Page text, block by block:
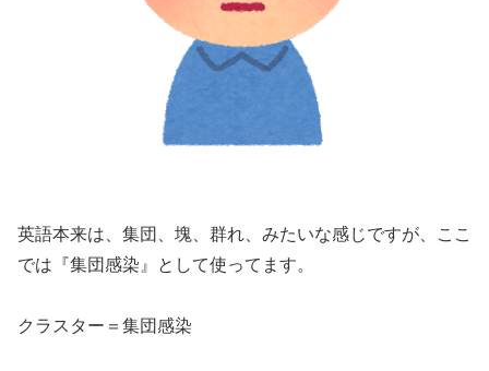
英語本来は、集団、塊、群れ、みたいな感じですが、ここ
では『集団感染』として使ってます。
クラスター＝集団感染